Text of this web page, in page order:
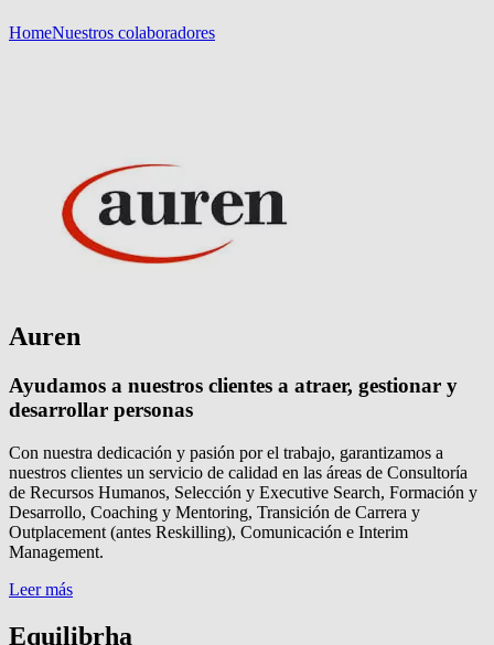
HomeNuestros colaboradores
Auren
Ayudamos a nuestros clientes a atraer, gestionar y
desarrollar personas
Con nuestra dedicación y pasión por el trabajo, garantizamos a
nuestros clientes un servicio de calidad en las áreas de Consultoría
de Recursos Humanos, Selección y Executive Search, Formación y
Desarrollo, Coaching y Mentoring, Transición de Carrera y
Outplacement (antes Reskilling), Comunicación e Interim
Management.
Leer más
Equilibrha